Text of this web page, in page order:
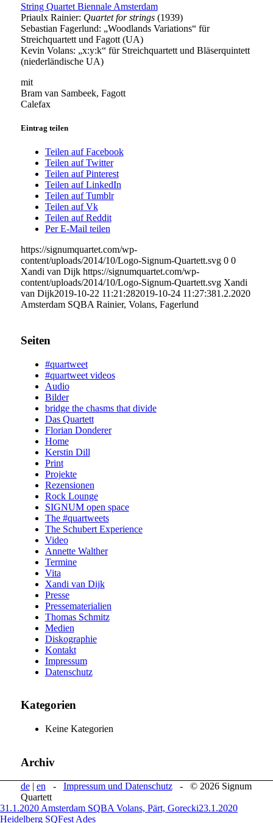
String Quartet Biennale Amsterdam
Priaulx Rainier: Quartet for strings(1939)
Sebastian Fagerlund: „Woodlands Variations“ für
Streichquartett und Fagott (UA)
Kevin Volans: „x:y:k“ für Streichquartett und Bläserquintett
(niederländische UA)
mit
Bram van Sambeek, Fagott
Calefax
Eintrag teilen
Teilen auf Facebook
Teilen auf Twitter
Teilen auf Pinterest
Teilen auf LinkedIn
Teilen auf Tumblr
Teilen auf Vk
Teilen auf Reddit
Per E-Mail teilen
https://signumquartet.com/wp-
content/uploads/2014/10/Logo-Signum-Quartett.svg 0 0
Xandi van Dijk https://signumquartet.com/wp-
content/uploads/2014/10/Logo-Signum-Quartett.svg Xandi
van Dijk2019-10-22 11:21:282019-10-24 11:27:381.2.2020
Amsterdam SQBA Rainier, Volans, Fagerlund
Seiten
#quartweet
#quartweet videos
Audio
Bilder
bridge the chasms that divide
Das Quartett
Florian Donderer
Home
Kerstin Dill
Print
Projekte
Rezensionen
Rock Lounge
SIGNUM open space
The #quartweets
The Schubert Experience
Video
Annette Walther
Termine
Vita
Xandi van Dijk
Presse
Pressematerialien
Thomas Schmitz
Medien
Diskographie
Kontakt
Impressum
Datenschutz
Kategorien
Keine Kategorien
Archiv
de| en- Impressum und Datenschutz- © 2026 Signum
Quartett
31.1.2020 Amsterdam SQBA Volans, Pärt, Gorecki23.1.2020
Heidelberg SQFest Ades